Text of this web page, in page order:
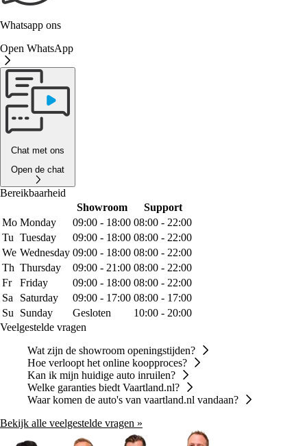
Whatsapp ons
Open WhatsApp
Chat met ons
Open de chat
Bereikbaarheid
Showroom
Support
Mo Monday 09:00 - 18:00 08:00 - 22:00
Tu Tuesday 09:00 - 18:00 08:00 - 22:00
We Wednesday 09:00 - 18:00 08:00 - 22:00
Th Thursday 09:00 - 21:00 08:00 - 22:00
Fr
Friday 09:00 - 18:00 08:00 - 22:00
Sa
Saturday 09:00 - 17:00 08:00 - 17:00
Su
Sunday Gesloten
10:00 - 20:00
Veelgestelde vragen
Wat zijn de showroom openingstijden?
Hoe verloopt het online koopproces?
Kan ik mijn huidige auto inruilen?
Welke garanties biedt Vaartland.nl?
Waar komen de auto's van vaartland.nl vandaan?
Bekijk alle veelgestelde vragen »